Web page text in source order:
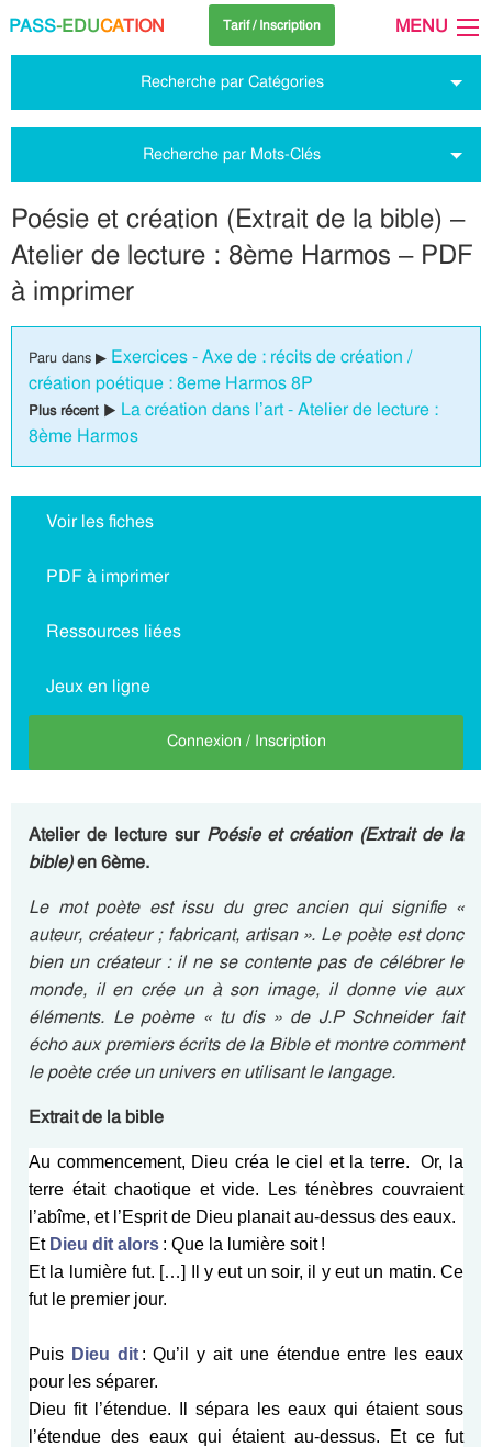
PASS-EDUCATION Tarif / Inscription MENU
Recherche par Catégories
Recherche par Mots-Clés
Poésie et création (Extrait de la bible) –
Atelier de lecture : 8ème Harmos – PDF
à imprimer
Paru dans ▶ Exercices - Axe de : récits de création /
création poétique : 8eme Harmos 8P
Plus récent ▶ La création dans l’art - Atelier de lecture :
8ème Harmos
Voir les fiches
PDF à imprimer
Ressources liées
Jeux en ligne
Connexion / Inscription
Atelier de lecture surPoésie et création (Extrait de la
bible)en 6ème.
Le mot poète est issu du grec ancien qui signifie «
auteur, créateur ; fabricant, artisan ». Le poète est donc
bien un créateur : il ne se contente pas de célébrer le
monde, il en crée un à son image, il donne vie aux
éléments. Le poème « tu dis » de J.P Schneider fait
écho aux premiers écrits de la Bible et montre comment
le poète crée un univers en utilisant le langage.
Extrait de la bible
Au commencement, Dieu créa le ciel et la terre.
Or, la
terre était chaotique et vide. Les ténèbres couvraient
l’abîme, et l’Esprit de Dieu planait au-dessus des eaux.
Et Dieu dit alors : Que la lumière soit !
Et la lumière fut. […]
Il y eut un soir, il y eut un matin. Ce
fut le premier jour.
Puis Dieu dit : Qu’il y ait une étendue entre les eaux
pour les séparer.
Dieu fit l’étendue. Il sépara les eaux qui étaient sous
l’étendue des eaux qui étaient au-dessus. Et ce fut